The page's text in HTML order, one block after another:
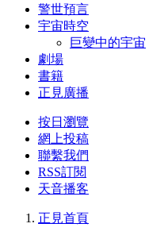
警世預言
宇宙時空
巨變中的宇宙
劇場
書籍
正見廣播
按日瀏覽
網上投稿
聯繫我們
RSS訂閱
天音播客
正見首頁